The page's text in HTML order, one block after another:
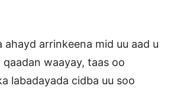
ahayd arrinkeena mid uu aad u
waayay, taas oo
labadayada cidba uu soo